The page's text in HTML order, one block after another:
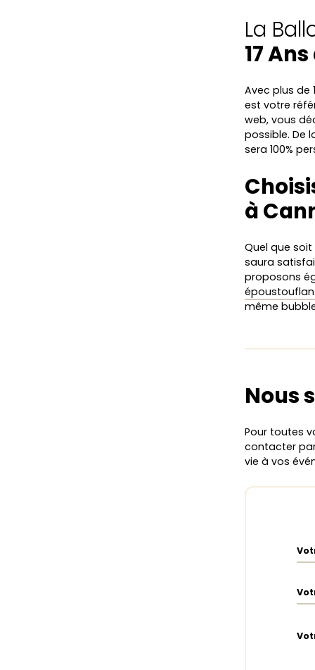
La
17
Avec plus de
est votre
web, vous
possible. De
sera 100%
à
Quel que
saura
proposons
même
Nous
Pour toutes
contacter par
vie à vos